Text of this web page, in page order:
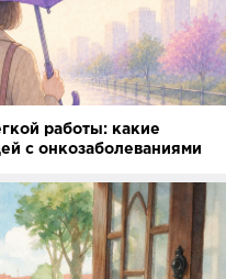
работы: какие
с онкозаболеваниями